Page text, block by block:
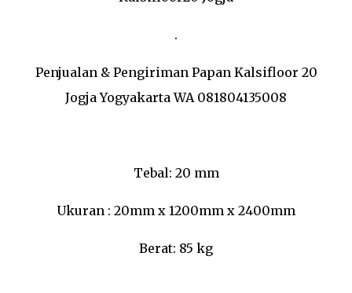
.
Penjualan & Pengiriman Papan Kalsifloor 20
Jogja Yogyakarta WA 081804135008
Tebal: 20 mm
Ukuran : 20mm x 1200mm x 2400mm
Berat: 85 kg